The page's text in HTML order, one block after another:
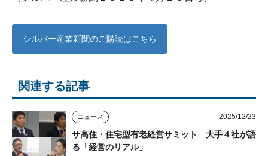
シルバー産業新聞のご購読はこちら
関連する記事
ニュース 2025/12/23
サ高住・住宅型有老経営サミット 大手４社が語
る「経営のリアル」